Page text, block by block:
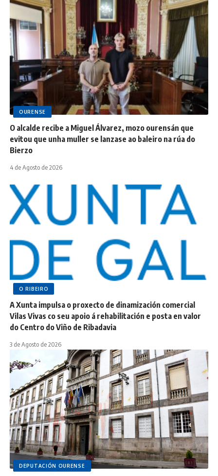
OURENSE
O alcalde recibe a Miguel Álvarez, mozo ourensán que
evitou que unha muller se lanzase ao baleiro na rúa do
Bierzo
4 de Agosto de 2026
O RIBEIRO
A Xunta impulsa o proxecto de dinamización comercial
Vilas Vivas co seu apoio á rehabilitación e posta en valor
do Centro do Viño de Ribadavia
3 de Agosto de 2026
DEPUTACIÓN OURENSE